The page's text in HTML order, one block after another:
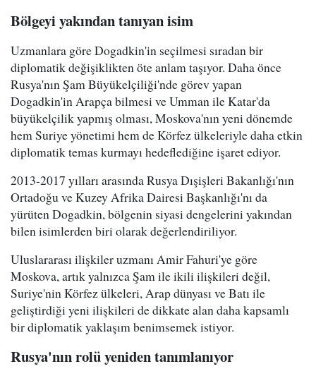
Bölgeyi yakından tanıyan isim
Uzmanlara göre Dogadkin'in seçilmesi sıradan bir
diplomatik değişiklikten öte anlam taşıyor. Daha önce
Rusya'nın Şam Büyükelçiliği'nde görev yapan
Dogadkin'in Arapça bilmesi ve Umman ile Katar'da
büyükelçilik yapmış olması, Moskova'nın yeni dönemde
hem Suriye yönetimi hem de Körfez ülkeleriyle daha etkin
diplomatik temas kurmayı hedeflediğine işaret ediyor.
2013-2017 yılları arasında Rusya Dışişleri Bakanlığı'nın
Ortadoğu ve Kuzey Afrika Dairesi Başkanlığı'nı da
yürüten Dogadkin, bölgenin siyasi dengelerini yakından
bilen isimlerden biri olarak değerlendiriliyor.
Uluslararası ilişkiler uzmanı Amir Fahuri'ye göre
Moskova, artık yalnızca Şam ile ikili ilişkileri değil,
Suriye'nin Körfez ülkeleri, Arap dünyası ve Batı ile
geliştirdiği yeni ilişkileri de dikkate alan daha kapsamlı
bir diplomatik yaklaşım benimsemek istiyor.
Rusya'nın rolü yeniden tanımlanıyor